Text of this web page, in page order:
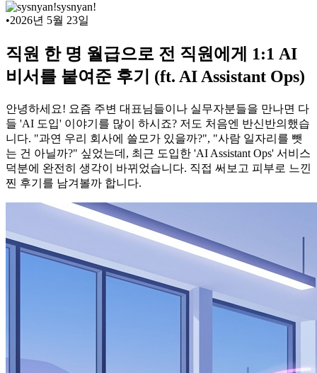
sysnyan!
•2026년 5월 23일
직원 한 명 월급으로 전 직원에게 1:1 AI
비서를 붙여준 후기 (ft. AI Assistant Ops)
안녕하세요! 요즘 주변 대표님들이나 실무자분들을 만나면 다
들 'AI 도입' 이야기를 많이 하시죠? 저도 처음엔 반신반의했습
니다. "과연 우리 회사에 쓸모가 있을까?", "사람 일자리를 뺏
는 건 아닐까?" 싶었는데, 최근 도입한 'AI Assistant Ops' 서비스
덕분에 완전히 생각이 바뀌었습니다. 직접 써보고 피부로 느낀
찐 후기를 남겨볼까 합니다.